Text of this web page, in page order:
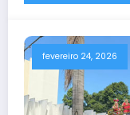
fevereiro 24, 2026